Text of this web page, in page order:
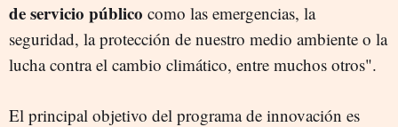
de servicio público como las emergencias, la
seguridad, la protección de nuestro medio ambiente o la
lucha contra el cambio climático, entre muchos otros".
El principal objetivo del programa de innovación es